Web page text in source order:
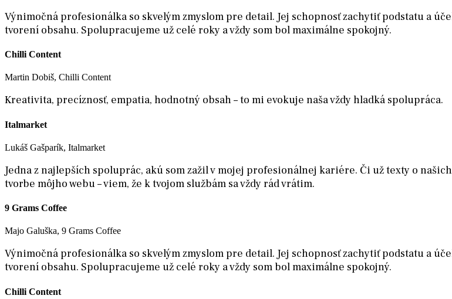
Výnimočná profesionálka so skvelým zmyslom pre detail. Jej schopnosť zachytiť podstatu a
tvorení obsahu. Spolupracujeme už celé roky a vždy som bol maximálne spokojný.
Chilli Content
Martin Dobiš, Chilli Content
Kreativita, precíznosť, empatia, hodnotný obsah – to mi evokuje naša vždy hladká spolupráca.
Italmarket
Lukáš Gašparík, Italmarket
Jedna z najlepších spoluprác, akú som zažil v mojej profesionálnej kariére. Či už texty o
tvorbe môjho webu – viem, že k tvojom službám sa vždy rád vrátim.
9 Grams Coffee
Majo Galuška, 9 Grams Coffee
Výnimočná profesionálka so skvelým zmyslom pre detail. Jej schopnosť zachytiť podstatu a
tvorení obsahu. Spolupracujeme už celé roky a vždy som bol maximálne spokojný.
Chilli Content